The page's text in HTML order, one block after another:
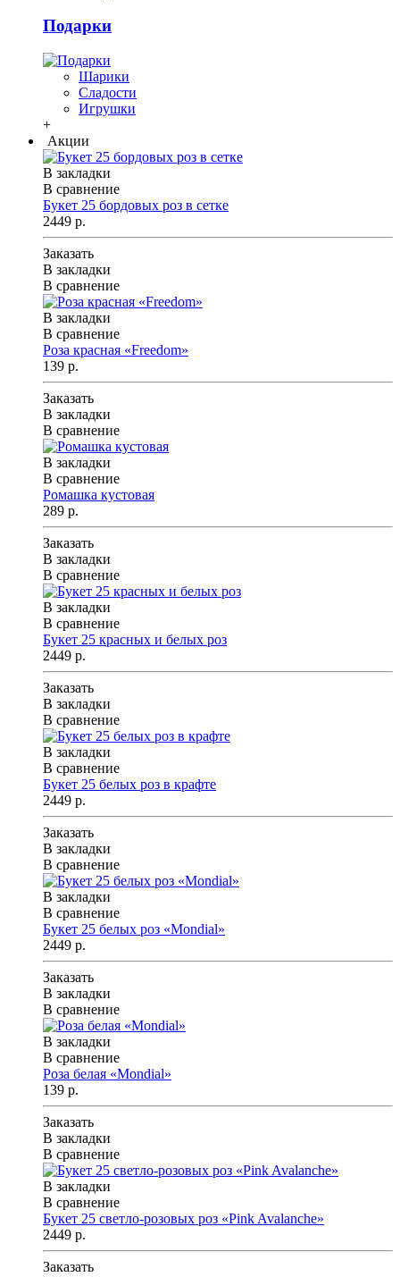
Подарки
Шарики
Сладости
Игрушки
+
Акции
В закладки
В сравнение
Букет 25 бордовых роз в сетке
2449 р.
Заказать
В закладки
В сравнение
В закладки
В сравнение
Роза красная «Freedom»
139 р.
Заказать
В закладки
В сравнение
В закладки
В сравнение
Ромашка кустовая
289 р.
Заказать
В закладки
В сравнение
В закладки
В сравнение
Букет 25 красных и белых роз
2449 р.
Заказать
В закладки
В сравнение
В закладки
В сравнение
Букет 25 белых роз в крафте
2449 р.
Заказать
В закладки
В сравнение
В закладки
В сравнение
Букет 25 белых роз «Mondial»
2449 р.
Заказать
В закладки
В сравнение
В закладки
В сравнение
Роза белая «Mondial»
139 р.
Заказать
В закладки
В сравнение
В закладки
В сравнение
Букет 25 светло-розовых роз «Pink Avalanche»
2449 р.
Заказать